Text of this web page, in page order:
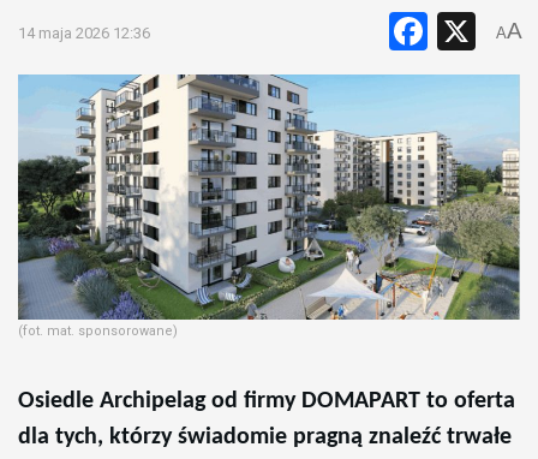
14 maja 2026 12:36 X
AA
(fot. mat. sponsorowane)
Osiedle Archipelag od firmyDOMAPART to oferta
dla tych, którzyświadomie pragną znaleźć trwałe